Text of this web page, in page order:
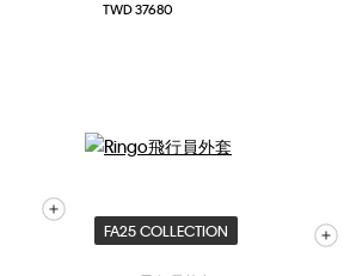
TWD 37680
FA25 COLLECTION